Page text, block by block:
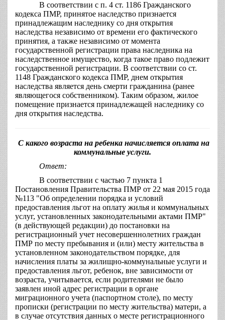
В соответствии с п. 4 ст. 1186 Гражданского
кодекса ПМР, принятое наследство признается
принадлежащим наследнику со дня открытия
наследства независимо от времени его фактического
принятия, а также независимо от момента
государственной регистрации права наследника на
наследственное имущество, когда такое право подлежит
государственной регистрации. В соответствии со ст.
1148 Гражданского кодекса ПМР, днем открытия
наследства является день смерти гражданина (ранее
являющегося собственником). Таким образом, жилое
помещение признается принадлежащей наследнику со
дня открытия наследства.
С какого возраста на ребенка начисляется оплата на
коммунальные услуги.
Ответ:
В соответствии с частью 7 пункта 1
Постановления Правительства ПМР от 22 мая 2015 года
№113 "Об определении порядка и условий
предоставления льгот на оплату жилья и коммунальных
услуг, установленных законодательными актами ПМР"
(в действующей редакции) до постановки на
регистрационный учет несовершеннолетних граждан
ПМР по месту пребывания и (или) месту жительства в
установленном законодательством порядке, для
начисления платы за жилищно-коммунальные услуги и
предоставления льгот, ребенок, вне зависимости от
возраста, учитывается, если родителями не было
заявлен иной адрес регистрации в органе
миграционного учета (паспортном столе), по месту
прописки (регистрации по месту жительства) матери, а
в случае отсутствия данных о месте регистрационного